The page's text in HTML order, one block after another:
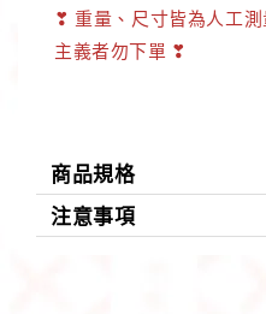
❣ 重量、尺寸皆為人工
主義者勿下單 ❣
商品規格
注意事項